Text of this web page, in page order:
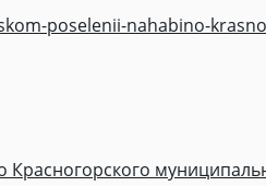
poselenii-nahabino-